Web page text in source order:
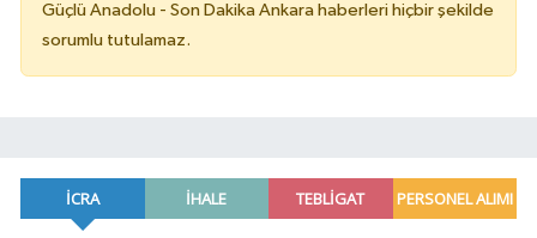
Güçlü Anadolu - Son Dakika Ankara haberleri hiçbir şekilde
sorumlu tutulamaz.